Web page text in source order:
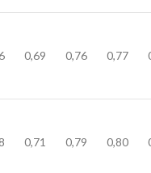
0,69 0,76 0,77
0,71 0,79 0,80